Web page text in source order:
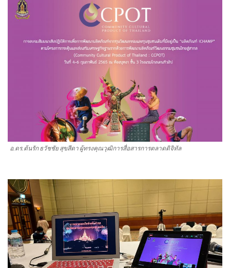
อ.ดร.ต้นรัก ธวัชชัย สุขสีดา ผู้ทรงคุณวุฒิการสื่อสารการตลาดดิจิทัล